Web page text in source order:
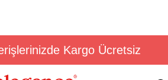
Kargo Ücretsiz